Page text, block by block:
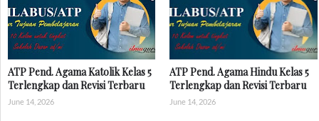
ATP Pend. Agama Katolik Kelas 5
Terlengkap dan Revisi Terbaru
June 14, 2026
ATP Pend. Agama Hindu Kelas 5
Terlengkap dan Revisi Terbaru
June 14, 2026